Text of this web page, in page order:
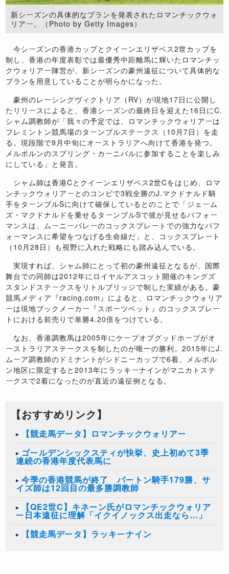
新シーズンの具体的なプランを発表されたロマンチックウォ
リアー。（Photo by Getty Images）
今シーズンの香港カップとクイーンエリザベス2世カップを
制し、香港の年度表彰では最優秀中距離馬に輝いたロマンチッ
クウォリアー陣営が、新シーズンの豪州遠征について具体的な
プランを用意していることが明らかになった。
豪州のレーシングヴィクトリア（RV）が現地17日に公開し
たリリースによると、香港シーズンの最終日を迎えた16日にC.
シャム調教師が「我々の予定では、ロマンチックウォリアーは
フレミントン競馬場のターンブルステークス（10月7日）を走
る。現段階で9月中旬にオーストラリアへ向けて香港を発つ。
メルボルンのスプリング・カーニバルに参加することを楽しみ
にしている」と発言。
シャム師は香港Cとクイーンエリザベス2世Cをはじめ、ロマ
ンチックウォリアーとのコンビで3戦全勝のJ.マクドナルド騎
手をターンブルSに向けて確保しているとのことで「ジェーム
ズ・マクドナルドを乗せるターンブルSで彼が見せるパフォー
マンスは、ムーニーバレーのコックスプレートでの強力なパフ
ォーマンスに希望をつなげる生命線だ」と、コックスプレート
（10月28日）も視野に入れた戦略にも踏み込んでいる。
実現すれば、シャム師にとって初の豪州遠征となるが、国際
舞台での同師は2012年にロイヤルアスコット開催のキングズ
スタンドステークスをリトルブリッジで制した実績がある。豪
競馬メディア『racing.com』によると、ロマンチックウォリア
ーは現地ブックメーカー『スポーツベット』のコックスプレー
トにおける前売りで単勝4.20倍をつけている。
なお、香港調教馬は2005年にケープオブグッドホープがオ
ーストラリアステークスを制したのが唯一の勝利。2015年にJ.
ムーア調教師のドミナントがシドニーカップで6着、メルボル
ン地区に限定すると2013年にラッキーナインがマニカトステ
ークスで2着になったのが直近の遠征例となる。
【おすすめリンク】
【競走馬データ】ロマンチックウォリアー
ゴールデンシックスティが快挙、史上初めて3季
連続の香港年度代表馬に
今季の香港競馬が終了 パートン騎手179勝、サ
イズ師は12回目の最多勝調教師
【QE2世C】キネーン氏がロマンチックウォリア
ー日本遠征に理解「イクイノックス出走なら…」
【競走馬データ】ラッキーナイン